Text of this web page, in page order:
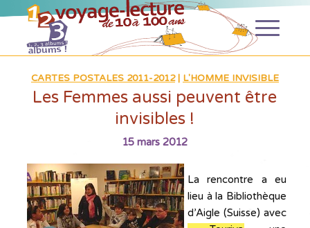
CARTES POSTALES 2011-2012| L'HOMME INVISIBLE
Les Femmes aussi peuvent être
invisibles !
15 mars 2012
La rencontre a eu
lieu à la Bibliothèque
d’Aigle (Suisse) avec